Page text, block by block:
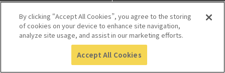
動作環境 個人情報保護
利用規約 アクセシビリティ
© 2017 Digital Agency, Government of Japan.
By clicking “Accept All Cookies”, you agree to the storing
of cookies on your device to enhance site navigation,
analyze site usage, and assist in our marketing efforts.
Accept All Cookies